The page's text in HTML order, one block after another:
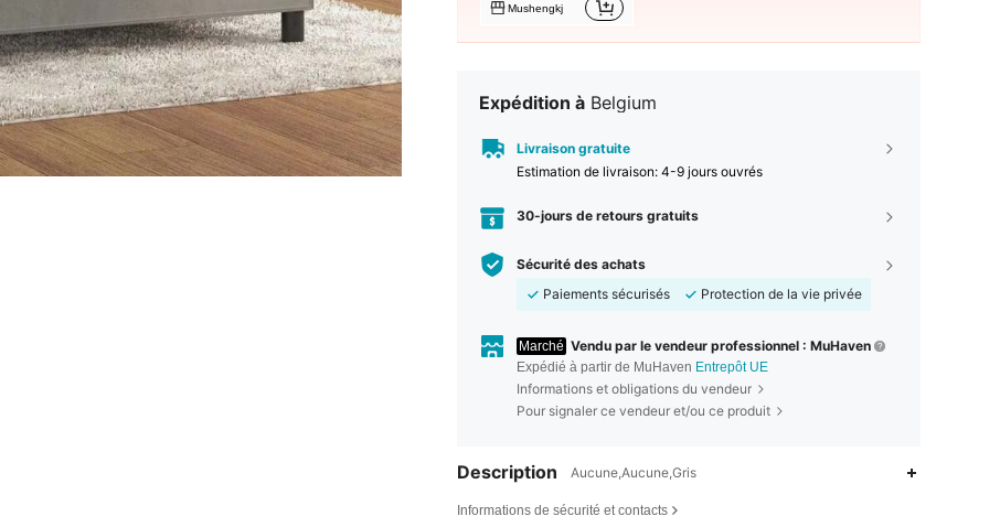
Mushengkj
Expédition à Belgium
Livraison gratuite
Estimation de livraison: 4-9 jours ouvrés
30-jours de retours gratuits
Sécurité des achats
Paiements sécurisés
Protection de la vie privée
Marché Vendu par le vendeur professionnel : MuHaven
Expédié à partir de MuHaven Entrepôt UE
Informations et obligations du vendeur
Pour signaler ce vendeur et/ou ce produit
Description Aucune,Aucune,Gris
Informations de sécurité et contacts